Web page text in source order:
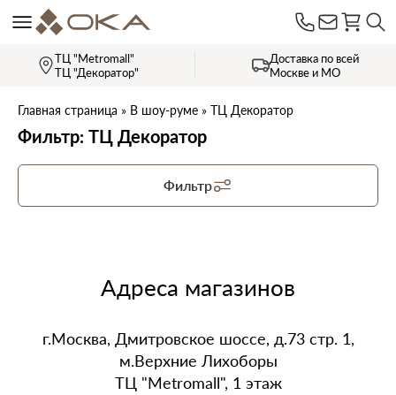
ТЦ "Metromall"
ТЦ "Декоратор"
Доставка по всей
Москве и МО
Главная страница » В шоу-руме » ТЦ Декоратор
Фильтр: ТЦ Декоратор
Фильтр
Адреса магазинов
г.Москва, Дмитровское шоссе, д.73 стр. 1,
м.Верхние Лихоборы
ТЦ "Metromall", 1 этаж